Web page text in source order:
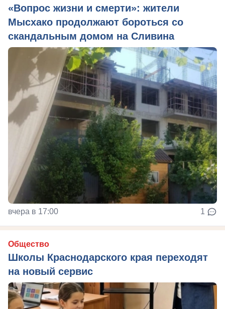
«Вопрос жизни и смерти»: жители
Мысхако продолжают бороться со
скандальным домом на Сливина
вчера в 17:00 1
Общество
Школы Краснодарского края переходят
на новый сервис